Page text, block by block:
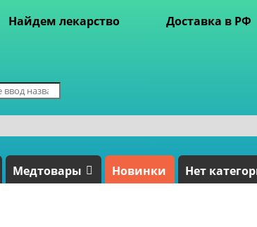
Найдем лекарство Доставка в РФ
Медтовары Новинки Нет